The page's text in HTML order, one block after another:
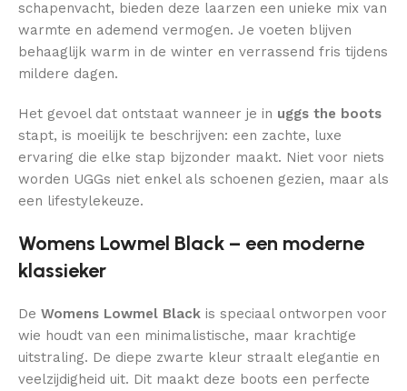
schapenvacht, bieden deze laarzen een unieke mix van
warmte en ademend vermogen. Je voeten blijven
behaaglijk warm in de winter en verrassend fris tijdens
mildere dagen.
Het gevoel dat ontstaat wanneer je in uggs the boots
stapt, is moeilijk te beschrijven: een zachte, luxe
ervaring die elke stap bijzonder maakt. Niet voor niets
worden UGGs niet enkel als schoenen gezien, maar als
een lifestylekeuze.
Womens Lowmel Black – een moderne
klassieker
De Womens Lowmel Black is speciaal ontworpen voor
wie houdt van een minimalistische, maar krachtige
uitstraling. De diepe zwarte kleur straalt elegantie en
veelzijdigheid uit. Dit maakt deze boots een perfecte